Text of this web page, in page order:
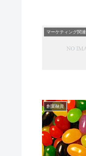
マーケティング関連
創業融資